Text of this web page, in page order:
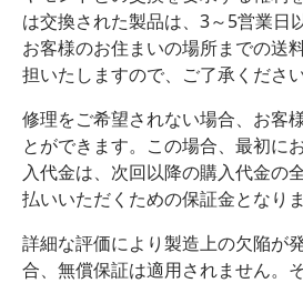
は交換された製品は、3～5営業日
お客様のお住まいの場所までの送
担いたしますので、ご了承ください
修理をご希望されない場合、お客
とができます。この場合、最初に
入代金は、次回以降の購入代金の
払いいただくための保証金となりま
詳細な評価により製造上の欠陥が
合、無償保証は適用されません。